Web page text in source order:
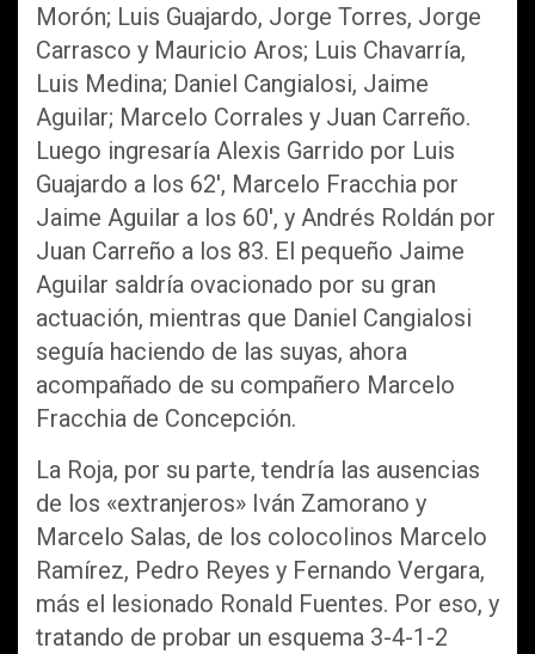
Morón; Luis Guajardo, Jorge Torres, Jorge
Carrasco y Mauricio Aros; Luis Chavarría,
Luis Medina; Daniel Cangialosi, Jaime
Aguilar; Marcelo Corrales y Juan Carreño.
Luego ingresaría Alexis Garrido por Luis
Guajardo a los 62′, Marcelo Fracchia por
Jaime Aguilar a los 60′, y Andrés Roldán por
Juan Carreño a los 83. El pequeño Jaime
Aguilar saldría ovacionado por su gran
actuación, mientras que Daniel Cangialosi
seguía haciendo de las suyas, ahora
acompañado de su compañero Marcelo
Fracchia de Concepción.
La Roja, por su parte, tendría las ausencias
de los «extranjeros» Iván Zamorano y
Marcelo Salas, de los colocolinos Marcelo
Ramírez, Pedro Reyes y Fernando Vergara,
más el lesionado Ronald Fuentes. Por eso, y
tratando de probar un esquema 3-4-1-2